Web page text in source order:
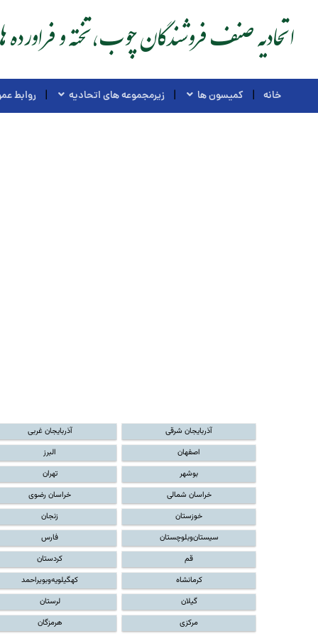
اتحادیه صنف فروشندگان چوب،تخته و
خانه کمیسون ها زیرمجموعه های اتحادیه روابط
آذربایجان شرقی
آذربایجان غربی
اصفهان
البرز
بوشهر
تهران
خراسان شمالی
خراسان رضوی
خوزستان
زنجان
سیستان‌و‌بلوچستان
فارس
قم
کردستان
کرمانشاه
کهگیلویه‌و‌بویراحمد
گیلان
لرستان
مرکزی
هرمزگان